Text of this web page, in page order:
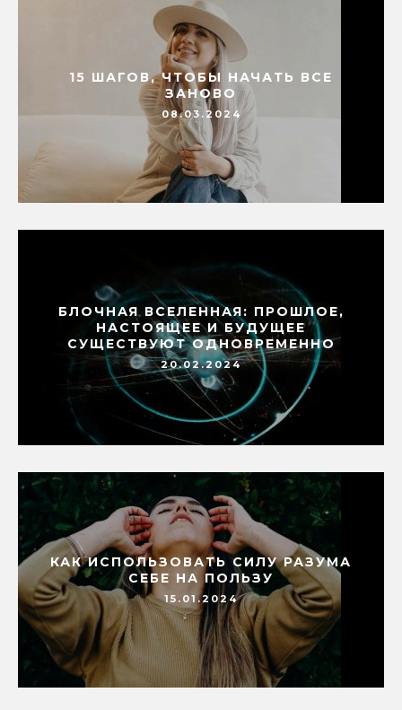
15 ШАГОВ, ЧТОБЫ НАЧАТЬ ВСЕ
ЗАНОВО
08.03.2024
БЛОЧНАЯ ВСЕЛЕННАЯ: ПРОШЛОЕ,
НАСТОЯЩЕЕ И БУДУЩЕЕ
СУЩЕСТВУЮТ ОДНОВРЕМЕННО
20.02.2024
КАК ИСПОЛЬЗОВАТЬ СИЛУ РАЗУМА
СЕБЕ НА ПОЛЬЗУ
15.01.2024